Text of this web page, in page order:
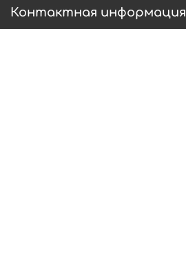
Контактная информация